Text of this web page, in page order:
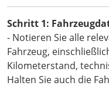
Schritt 1:
- Notieren Sie alle
Fahrzeug,
Kilometerstand,
Halten Sie auch die